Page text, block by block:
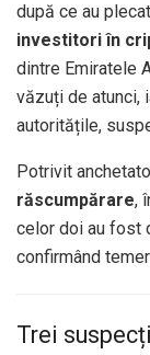
după ce au
investitori în
dintre Emiratele
văzuți de atunci,
autoritățile,
Potrivit
răscumpărare,
celor doi au fost
confirmând
Trei